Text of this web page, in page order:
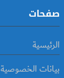
صفحات
الرئيسية
بيانات الخصوصية